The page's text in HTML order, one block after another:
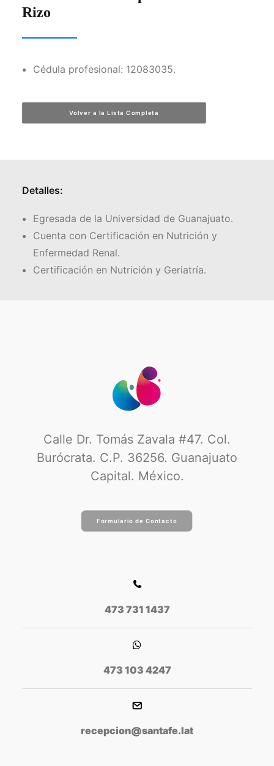
Facebook
Formulario de Contacto
Rizo
Cédula profesional: 12083035.
Volver a la Lista Completa
Detalles:
Egresada de la Universidad de Guanajuato.
Cuenta con Certificación en Nutrición y
Enfermedad Renal.
Certificación en Nutrición y Geriatría.
Calle Dr. Tomás Zavala #47. Col.
Burócrata. C.P. 36256. Guanajuato
Capital. México.
Formulario de Contacto
473 731 1437
473 103 4247
recepcion@santafe.lat